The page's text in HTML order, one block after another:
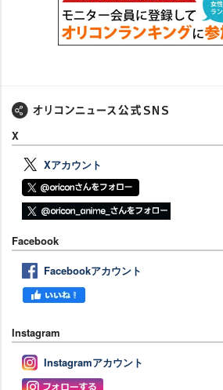
X
Xアカウント
Facebook
Facebookアカウント
Instagram
Instagramアカウント